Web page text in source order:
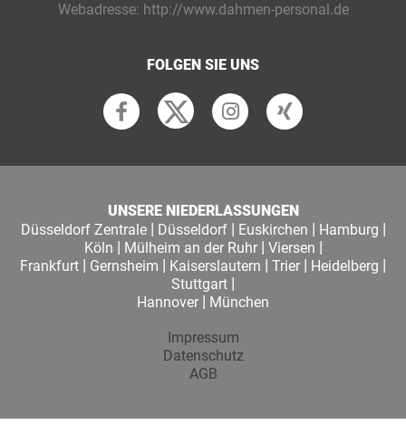
Webadresse: http://www.dahmen-personal.de
FOLGEN SIE UNS
UNSERE NIEDERLASSUNGEN
Düsseldorf Zentrale| Düsseldorf| Euskirchen | Hamburg |
Köln | Mülheim an der Ruhr| Viersen |
Frankfurt | Gernsheim | Kaiserslautern | Trier | Heidelberg |
Stuttgart |
Hannover | München
Impressum
Datenschutz
AGB